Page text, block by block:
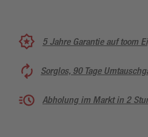
5 Jahre Garantie auf toom
Sorglos, 90 Tage
Abholung im Markt in 2